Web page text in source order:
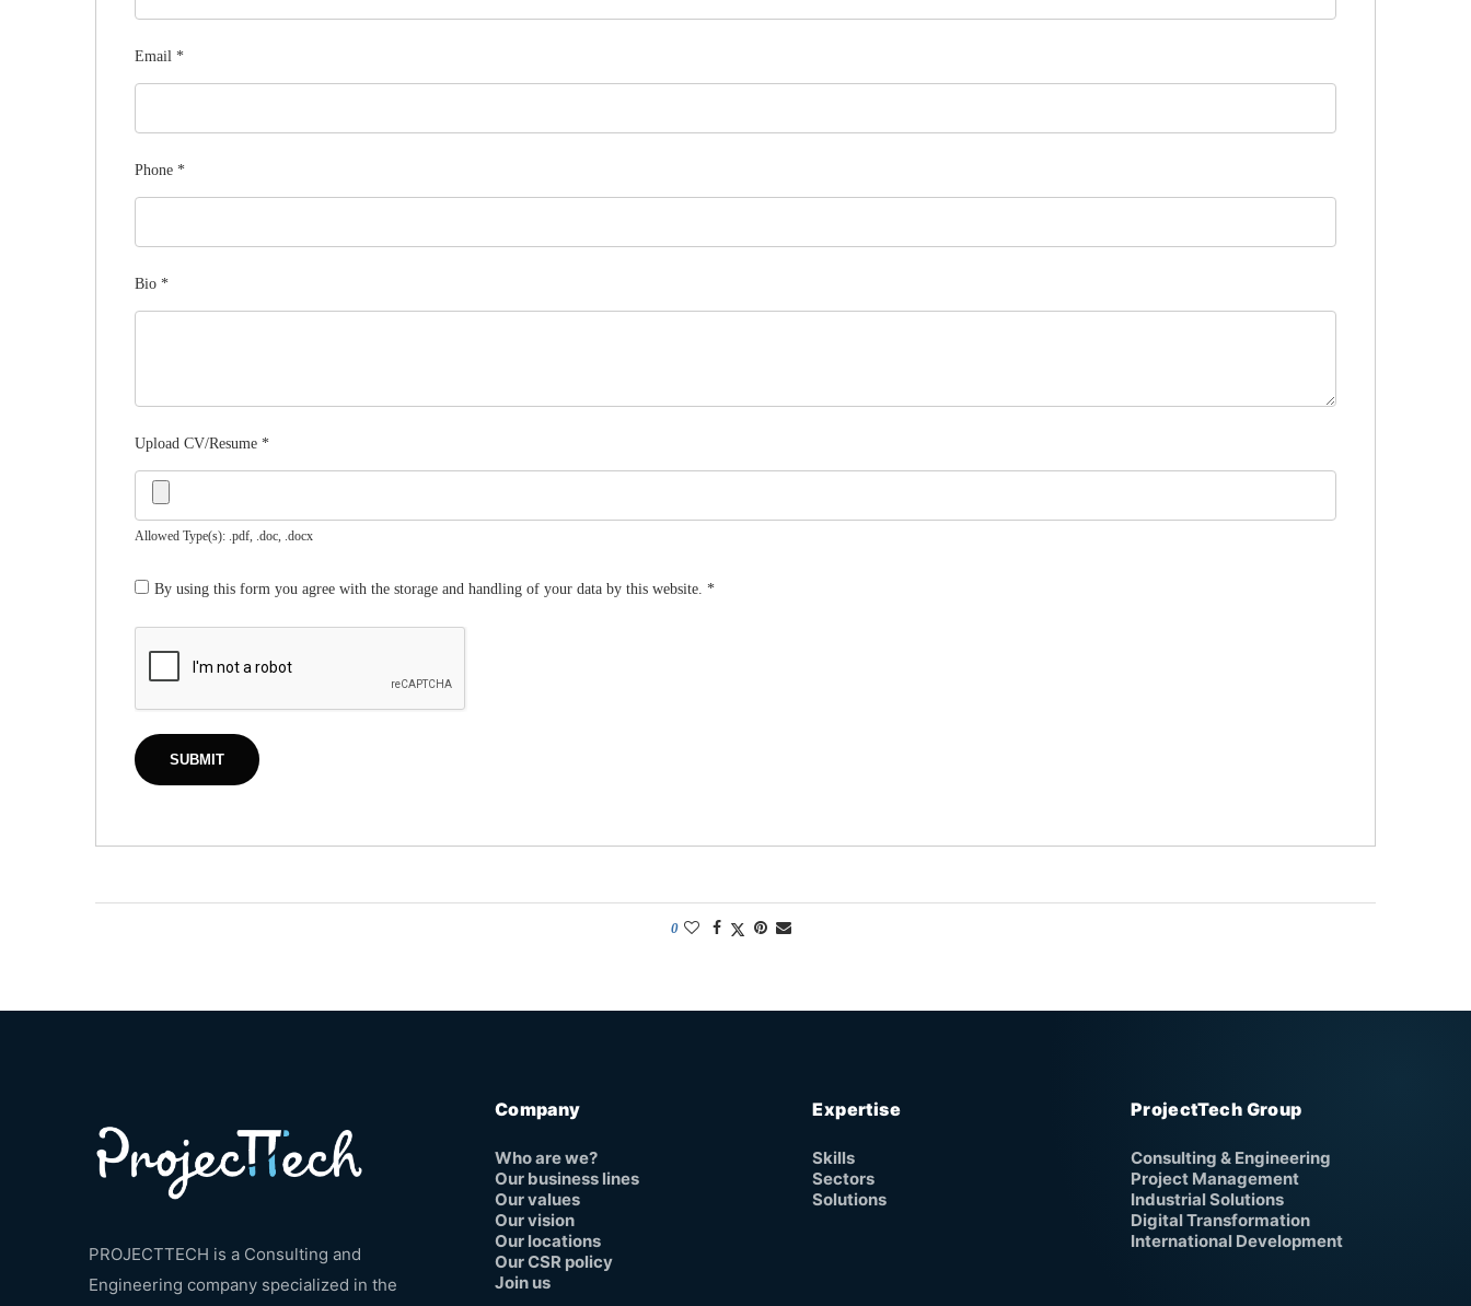
Email *
Phone *
Bio *
Upload CV/Resume *
Allowed Type(s): .pdf, .doc, .docx
By using this form you agree with the storage and handling of your data by this website. *
0
PROJECTTECH is a Consulting and
Engineering company specialized in the
Company
Who are we?
Our business lines
Our values
Our vision
Our locations
Our CSR policy
Join us
Expertise
Skills
Sectors
Solutions
ProjectTech Group
Consulting & Engineering
Project Management
Industrial Solutions
Digital Transformation
International Development